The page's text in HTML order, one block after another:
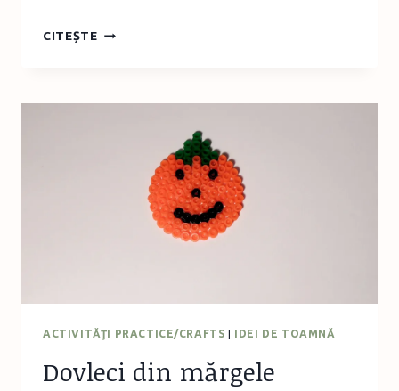
CITEȘTEAPLICAŢIA
LA
PUBLISHING
ACTIVITĂŢI PRACTICE/CRAFTS IDEI DE TOAMNĂ
Dovleci din mărgele